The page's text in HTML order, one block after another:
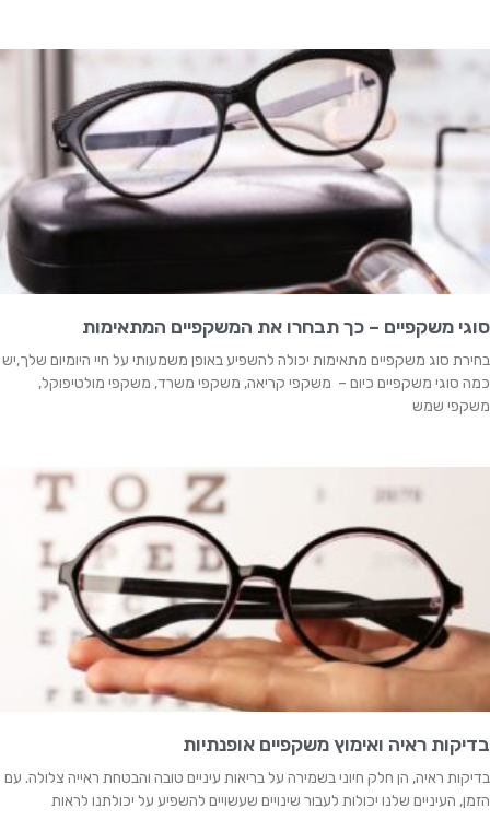
סוגי משקפיים – כך תבחרו את המשקפיים המתאימות
בחירת סוג משקפיים מתאימות יכולה להשפיע באופן משמעותי על חיי היומיום שלך,יש
כמה סוגי משקפיים כיום – משקפי קריאה, משקפי משרד, משקפי מולטיפוקל,
משקפי שמש
בדיקות ראיה ואימוץ משקפיים אופנתיות
בדיקות ראיה, הן חלק חיוני בשמירה על בריאות עיניים טובה והבטחת ראייה צלולה. עם
הזמן, העיניים שלנו יכולות לעבור שינויים שעשויים להשפיע על יכולתנו לראות